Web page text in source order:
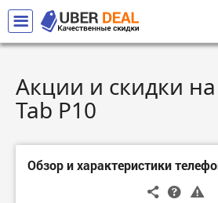
Акции и скидки
Tab P10
Обзор и характеристики